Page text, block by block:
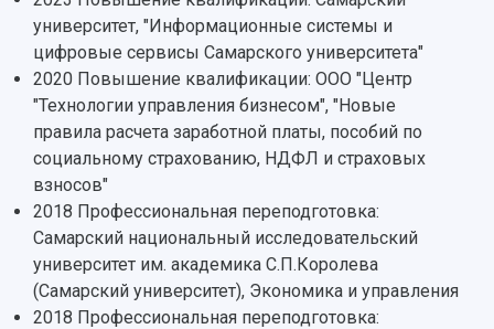
Руководство
Наблюдательный совет
Попечительский совет
Ученый совет
Ректорат
Кадровый резерв
Персоналии
Сотрудники и преподаватели
Заслуженные деятели
События
СМИ об университете
Пресс-центр
Газета "Полет"
Газета "Самарский университет"
Мы в соцсетях
Мультимедиа
Подкасты
Магистратура
Аспирантура
Формы обучения
Учебные планы
Дополнительное образование
Институты и факультеты
Образовательные программы
Профессорско-преподавательский состав
Расписание занятий
Подготовка научных кадров
Конкурс на замещение должностей научных
работников
Научно-технический совет
Научные проекты и темы
Аспирантура и докторантура
Справочные материалы
Научная инфраструктура
Научно-исследовательские подразделения
университет, "Информационные системы и
цифровые сервисы Самарского университета"
2020 Повышение квалификации: ООО "Центр
"Технологии управления бизнесом", "Новые
правила расчета заработной платы, пособий по
социальному страхованию, НДФЛ и страховых
взносов"
2018 Профессиональная переподготовка:
Самарский национальный исследовательский
университет им. академика С.П.Королева
(Самарский университет), Экономика и управления
2018 Профессиональная переподготовка: